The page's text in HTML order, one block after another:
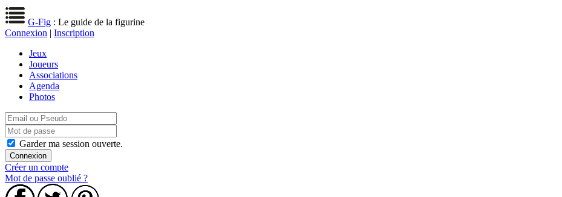
G-Fig : Le guide de la figurine
Connexion | Inscription
Jeux
Joueurs
Associations
Agenda
Photos
Garder ma session ouverte.
Créer un compte
Mot de passe oublié ?